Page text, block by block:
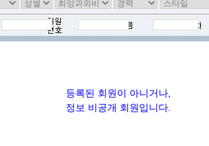
등록된 회원이 아니거나,
정보 비공개 회원입니다.